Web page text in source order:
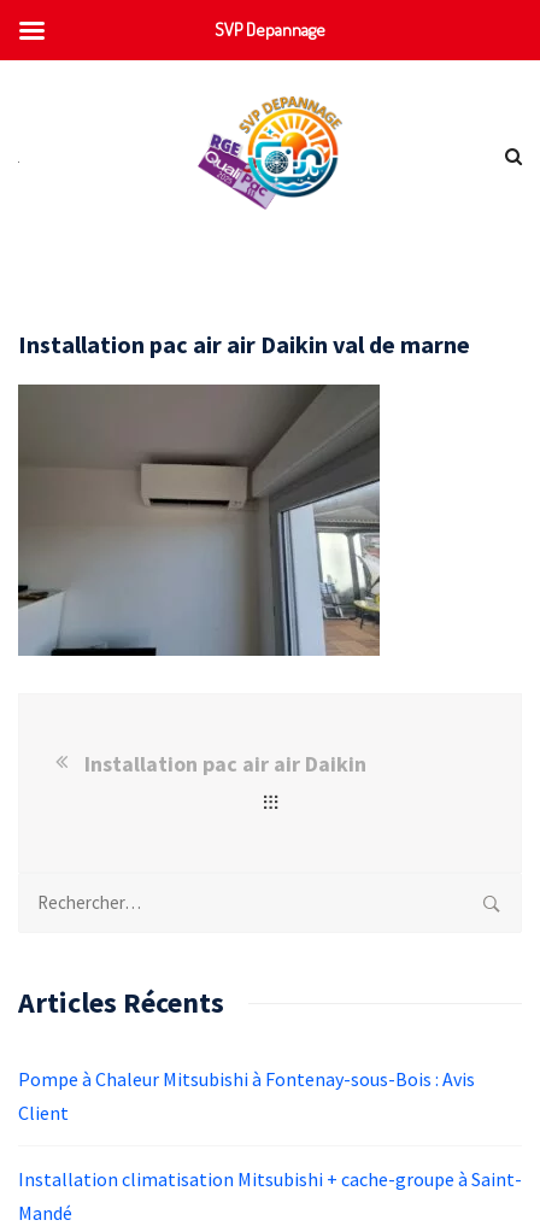
Installation pac air air Daikin val de marne
Installation pac air air Daikin
Rechercher :
Articles Récents
Pompe à Chaleur Mitsubishi à Fontenay-sous-Bois : Avis
Client
Installation climatisation Mitsubishi + cache-groupe à Saint-
Mandé
SVP Depannage